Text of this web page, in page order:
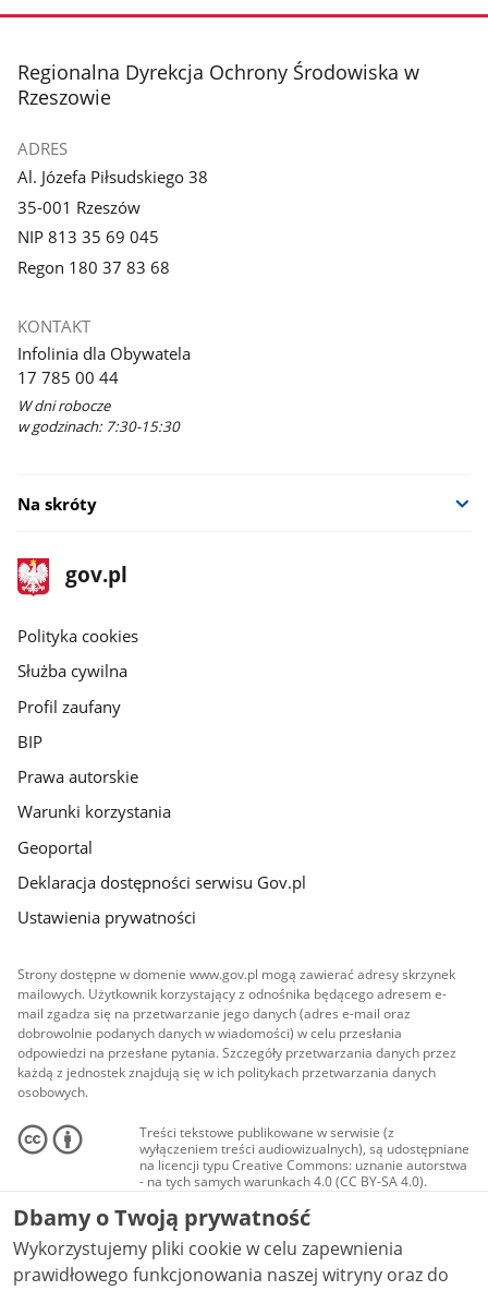
stopka
Regionalna Dyrekcja Ochrony Środowiska w
Rzeszowie
ADRES
Al. Józefa Piłsudskiego 38
35-001 Rzeszów
NIP 813 35 69 045
Regon 180 37 83 68
KONTAKT
Infolinia dla Obywatela
17 785 00 44
W dni robocze
w godzinach: 7:30-15:30
Na skróty
stopka
gov.pl
Strona
gov.pl
gov.pl
Polityka cookies
Służba cywilna
Profil zaufany
BIP
Prawa autorskie
Warunki korzystania
Geoportal
Deklaracja dostępności serwisu Gov.pl
Ustawienia prywatności
Strony dostępne w domenie www.gov.pl mogą zawierać adresy skrzynek
mailowych. Użytkownik korzystający z odnośnika będącego adresem e-
mail zgadza się na przetwarzanie jego danych (adres e-mail oraz
dobrowolnie podanych danych w wiadomości) w celu przesłania
odpowiedzi na przesłane pytania. Szczegóły przetwarzania danych przez
każdą z jednostek znajdują się w ich politykach przetwarzania danych
osobowych.
Treści tekstowe publikowane w serwisie (z
wyłączeniem treści audiowizualnych), są udostępniane
na licencji typu Creative Commons: uznanie autorstwa
- na tych samych warunkach 4.0 (CC BY-SA 4.0).
Materiały audiowizualne, w tym zdjęcia, materiały
audio i wideo, są udostępniane na licencji typu
Creative Commons: uznanie autorstwa użycie
niekomercyjne - bez utworów zależnych 4.0 (CC BY-
NC-ND 4.0), o ile nie jest to stwierdzone inaczej.
Dbamy o Twoją prywatność
Wykorzystujemy pliki cookie w celu zapewnienia
prawidłowego funkcjonowania naszej witryny oraz do